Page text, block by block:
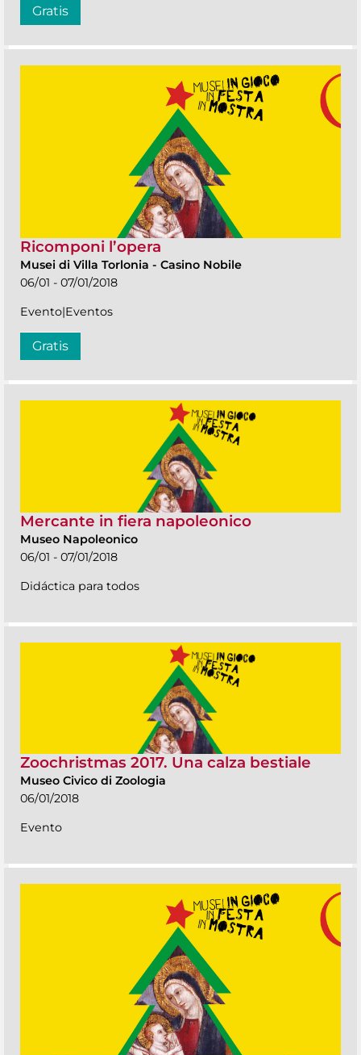
Gratis
Ricomponi l’opera
Musei di Villa Torlonia - Casino Nobile
06/01 - 07/01/2018
Evento|Eventos
Gratis
Mercante in fiera napoleonico
Museo Napoleonico
06/01 - 07/01/2018
Didáctica para todos
Zoochristmas 2017. Una calza bestiale
Museo Civico di Zoologia
06/01/2018
Evento